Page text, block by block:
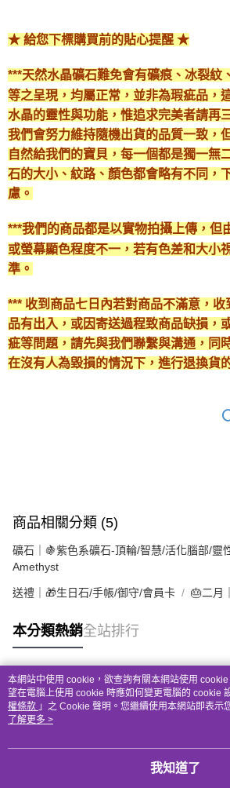
★ 給您下標購買前的貼心提醒 ★
***天然水晶礦石難免會有礦痕、冰裂紋
等之呈現，均屬正常，並非為瑕疵品，
水晶的靈性與功能，惟追求完美者請再
我們會努力維持隨機出貨的品質一致，
自然給我們的寶貝，每一個都是獨一無
石的大小、紋路、顏色都會略有不同，
慮。
***我們的商品都是以實物拍攝上傳，但
或螢幕顯色程度不一，若有色差和大小
準。
*** 收到商品七日內若對商品不滿意，
品有出入，或因寄送過程致商品缺損，
疵等問題，請先與我們聯繫與溝通，同
在沒有人為毀損的情況下，進行退換貨
商品相關分類 (5)
礦石｜🍇紫色系礦石-頂輪/智慧/活化腦部/靈
Amethyst
送禮｜🎁生日石/手帳/御守/會員卡 🎂二月
本分類熱銷全站排行
熱門標籤
本網站中使用 cookie，欲查詢有關本網站使用
望在電腦上使用 cookie 時應如何變更電腦的 cookie
權條款 」之 Cookie 聲明。您繼續使用本網站即表示
用條款之 Cookie 聲明使用 cookie。
了解更多 >
我知道了